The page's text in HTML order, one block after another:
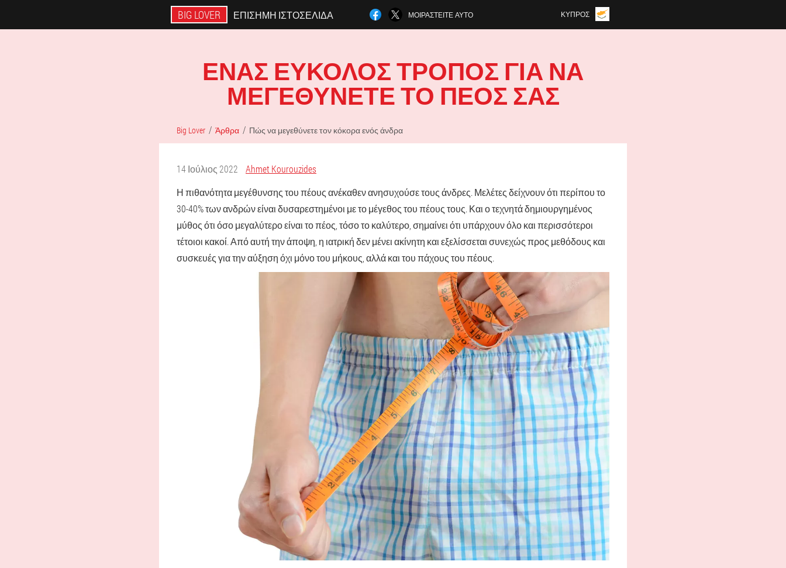
BIG LOVER ΕΠΊΣΗΜΗ ΙΣΤΟΣΕΛΊΔΑ ΜΟΙΡΑΣΤΕΊΤΕ ΑΥΤΌ ΚΎΠΡΟΣ
ΈΝΑΣ ΕΎΚΟΛΟΣ ΤΡΌΠΟΣ ΓΙΑ ΝΑ
ΜΕΓΕΘΎΝΕΤΕ ΤΟ ΠΈΟΣ ΣΑΣ
Big Lover Άρθρα Πώς να μεγεθύνετε τον κόκορα ενός άνδρα
14 Ιούλιος 2022
Ahmet Kourouzides
Η πιθανότητα μεγέθυνσης του πέους ανέκαθεν ανησυχούσε τους άνδρες. Μελέτες δείχνουν ότι περίπου το
30-40% των ανδρών είναι δυσαρεστημένοι με το μέγεθος του πέους τους. Και ο τεχνητά δημιουργημένος
μύθος ότι όσο μεγαλύτερο είναι το πέος, τόσο το καλύτερο, σημαίνει ότι υπάρχουν όλο και περισσότεροι
τέτοιοι κακοί. Από αυτή την άποψη, η ιατρική δεν μένει ακίνητη και εξελίσσεται συνεχώς προς μεθόδους και
συσκευές για την αύξηση όχι μόνο του μήκους, αλλά και του πάχους του πέους.